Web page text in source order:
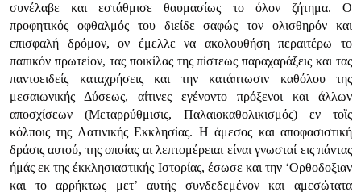
συνέλαβε και εστάθμισε θαυμασίως το όλον ζήτημα. Ο
προφητικός οφθαλμός του διείδε σαφώς τον ολισθηρόν και
επισφαλή δρόμον, ον έμελλε να ακολουθήση περαιτέρω το
παπικόν πρωτείον, τας ποικίλας της πίστεως παραχαράξεις και τας
παντοειδείς καταχρήσεις και την κατάπτωσιν καθόλου της
μεσαιωνικής Δύσεως, αίτινες εγένοντο πρόξενοι και άλλων
αποσχίσεων (Μεταρρύθμισις, Παλαιοκαθολικισμός) εν τοἲς
κόλποις της Λατινικής Εκκλησίας. Η άμεσος και αποφασιστική
δράσις αυτού, της οποίας αι λεπτομέρειαι είναι γνωσταί εις πάντας
ήμάς εκ της έκκλησιαστικής Ιστορίας, έσωσε και την ‘Ορθοδοξιαν
και το αρρήκτως μετ’ αυτής συνδεδεμένον και αμεσώτατα